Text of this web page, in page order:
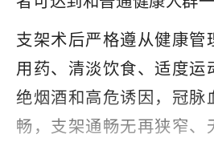
支架术后严格遵从健康管
用药、清淡饮食、适度运
绝烟酒和高危诱因，冠脉
畅，支架通畅无再狭窄、